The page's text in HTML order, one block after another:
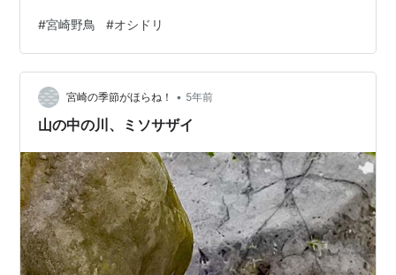
#宮崎野鳥 #オシドリ
宮崎の季節がほらね！ • 5年前
山の中の川、ミソサザイ